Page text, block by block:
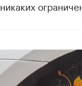
никаких